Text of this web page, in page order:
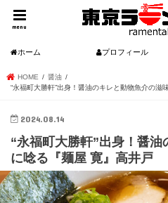
menu
ホーム プロフィール
HOME
醤油
“永福町大勝軒”出身！醤油のキレと動物魚介の滋
2024.08.14
“永福町大勝軒”出身！醤
に唸る『麺屋 寛』高井戸